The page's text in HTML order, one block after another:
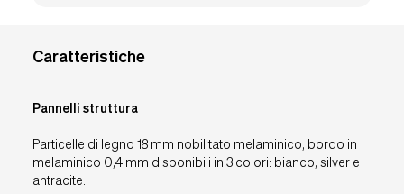
Assistenza RMA
Caratteristiche
Pannelli struttura
Particelle di legno 18 mm nobilitato melaminico, bordo in
melaminico 0,4 mm disponibili in 3 colori: bianco, silver e
antracite.